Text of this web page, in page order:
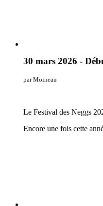
30 mars 2026 -
par Moineau
Le Festival des Neggs
Encore une fois cette